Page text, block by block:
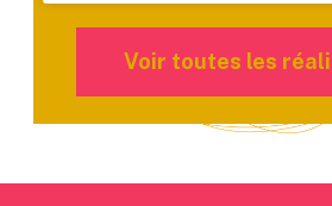
Voir toutes les